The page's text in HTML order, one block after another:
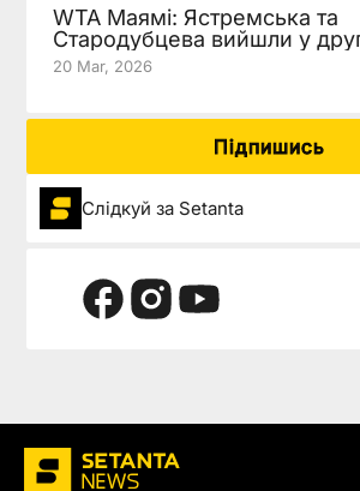
WTA Маямі: Ястремська та
Стародубцева вийшли у
20 Mar, 2026
Підпишись
Слідкуй за Setanta